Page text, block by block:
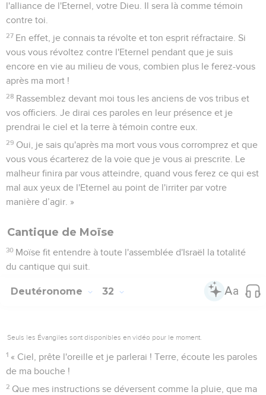
l'alliance de l'Eternel, votre Dieu. Il sera là comme témoin
contre toi.
27 En effet, je connais ta révolte et ton esprit réfractaire. Si
vous vous révoltez contre l'Eternel pendant que je suis
encore en vie au milieu de vous, combien plus le ferez-vous
après ma mort !
28 Rassemblez devant moi tous les anciens de vos tribus et
vos officiers. Je dirai ces paroles en leur présence et je
prendrai le ciel et la terre à témoin contre eux.
29 Oui, je sais qu'après ma mort vous vous corromprez et que
vous vous écarterez de la voie que je vous ai prescrite. Le
malheur finira par vous atteindre, quand vous ferez ce qui est
mal aux yeux de l'Eternel au point de l'irriter par votre
manière d’agir. »
Cantique de Moïse
30 Moïse fit entendre à toute l'assemblée d'Israël la totalité
du cantique qui suit.
Deutéronome 32
Seuls les Évangiles sont disponibles en vidéo pour le moment.
1 « Ciel, prête l'oreille et je parlerai ! Terre, écoute les paroles
de ma bouche !
2 Que mes instructions se déversent comme la pluie, que ma